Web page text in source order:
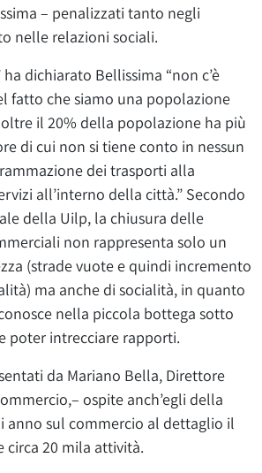
– penalizzati tanto negli
nelle relazioni sociali.
ha dichiarato Bellissima “non c’è
fatto che siamo una popolazione
il 20% della popolazione ha più
di cui non si tiene conto in nessun
dei trasporti alla
all’interno della città.” Secondo
della Uilp, la chiusura delle
non rappresenta solo un
(strade vuote e quindi incremento
ma anche di socialità, in quanto
nella piccola bottega sotto
poter intrecciare rapporti.
da Mariano Bella, Direttore
ospite anch’egli della
anno sul commercio al dettaglio il
circa 20 mila attività.